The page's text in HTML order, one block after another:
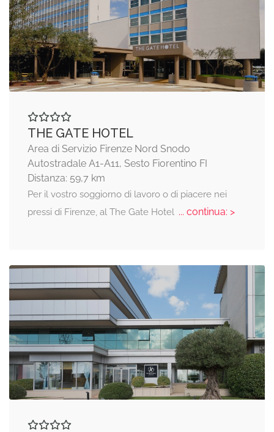
THE GATE HOTEL
Area di Servizio Firenze Nord Snodo
Autostradale A1-A11, Sesto Fiorentino FI
Distanza: 59,7 km
Per il vostro soggiorno di lavoro o di piacere nei
pressi di Firenze, al The Gate Hotel ... continua: >